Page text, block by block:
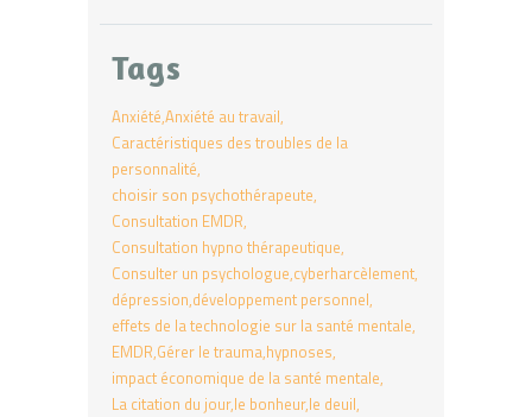
Tags
Anxiété Anxiété au travail
Caractéristiques des troubles de la
personnalité
choisir son psychothérapeute
Consultation EMDR
Consultation hypno thérapeutique
Consulter un psychologue cyberharcèlement
dépression développement personnel
effets de la technologie sur la santé mentale
EMDR Gérer le trauma hypnoses
impact économique de la santé mentale
La citation du jour le bonheur le deuil